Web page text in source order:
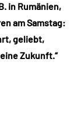
in Rumänien,
am Samstag:
geliebt,
Zukunft.“